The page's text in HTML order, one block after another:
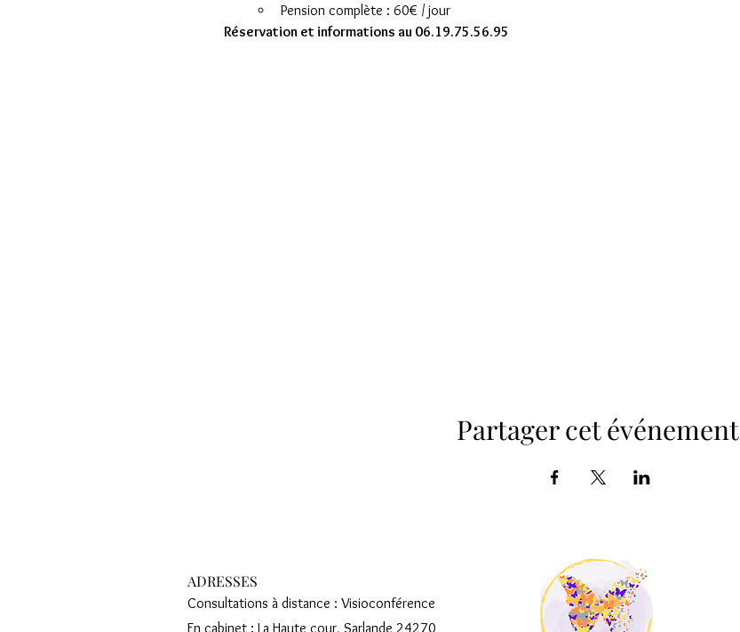
Pension complète : 60€ / jour
Réservation et informations au 06.19.75.56.95
Partager cet événement
ADRESSES
Consultations à distance : Visioconférence
En cabinet : La Haute cour, Sarlande 24270